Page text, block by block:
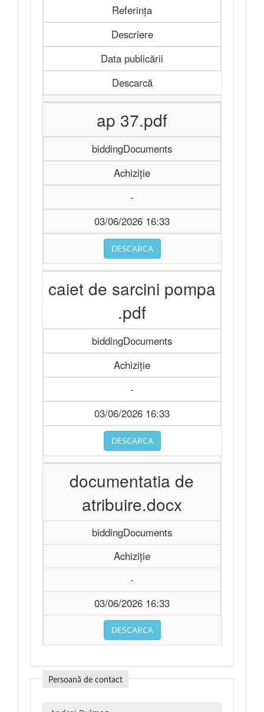
Referința
Descriere
Data publicării
Descarcă
ap 37.pdf
biddingDocuments
Achiziție
-
03/06/2026 16:33
DESCARCA
caiet de sarcini pompa
.pdf
biddingDocuments
Achiziție
-
03/06/2026 16:33
DESCARCA
documentatia de
atribuire.docx
biddingDocuments
Achiziție
-
03/06/2026 16:33
DESCARCA
Persoană de contact